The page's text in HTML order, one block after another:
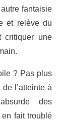
fantaisie
et relève du
critiquer une
? Pas plus
l’atteinte à
des
en fait troublé